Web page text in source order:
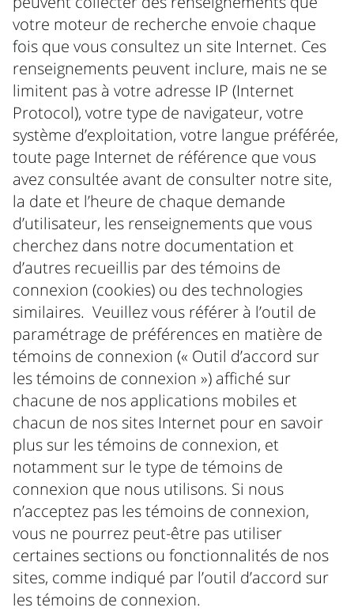
votre moteur de recherche envoie chaque
fois que vous consultez un site Internet. Ces
renseignements peuvent inclure, mais ne se
limitent pas à votre adresse IP (Internet
Protocol), votre type de navigateur, votre
système d’exploitation, votre langue préférée,
toute page Internet de référence que vous
avez consultée avant de consulter notre site,
la date et l’heure de chaque demande
d’utilisateur, les renseignements que vous
cherchez dans notre documentation et
d’autres recueillis par des témoins de
connexion (cookies) ou des technologies
similaires. Veuillez vous référer à l’outil de
paramétrage de préférences en matière de
témoins de connexion (« Outil d’accord sur
les témoins de connexion ») affiché sur
chacune de nos applications mobiles et
chacun de nos sites Internet pour en savoir
plus sur les témoins de connexion, et
notamment sur le type de témoins de
connexion que nous utilisons. Si nous
n’acceptez pas les témoins de connexion,
vous ne pourrez peut-être pas utiliser
certaines sections ou fonctionnalités de nos
sites, comme indiqué par l’outil d’accord sur
les témoins de connexion.